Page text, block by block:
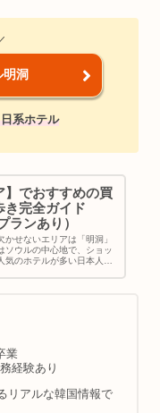
洞
系ホテル
】でおすすめの買
き完全ガイド
ランあり）
かせないエリアは「明洞」
ソウルの中心地で、ショッ
気のホテルが多い日本人に
業
経験あり
リアルな韓国情報で